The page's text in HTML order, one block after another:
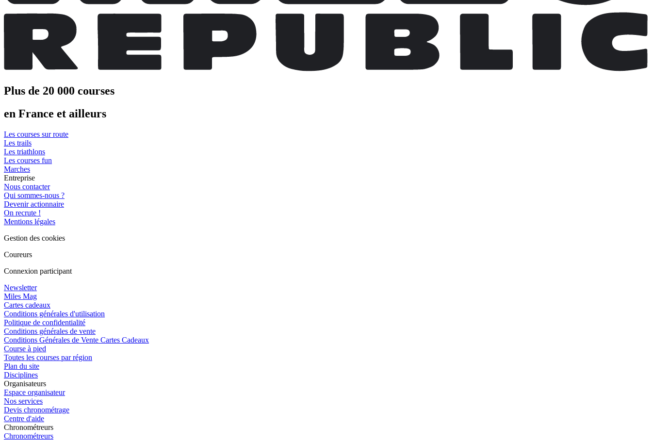
Plus de 20 000 courses
en France et ailleurs
Les courses sur route
Les trails
Les triathlons
Les courses fun
Marches
Entreprise
Nous contacter
Qui sommes-nous ?
Devenir actionnaire
On recrute !
Mentions légales
Gestion des cookies
Coureurs
Connexion participant
Newsletter
Miles Mag
Cartes cadeaux
Conditions générales d'utilisation
Politique de confidentialité
Conditions générales de vente
Conditions Générales de Vente Cartes Cadeaux
Course à pied
Toutes les courses par région
Plan du site
Disciplines
Organisateurs
Espace organisateur
Nos services
Devis chronométrage
Centre d'aide
Chronométreurs
Chronométreurs